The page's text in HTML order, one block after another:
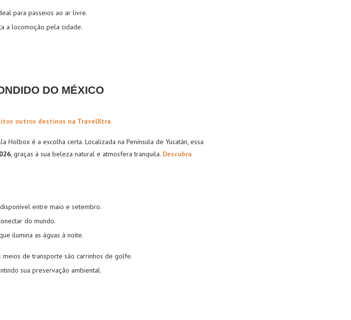
para passeios ao ar livre.
a locomoção pela cidade.
DO MÉXICO
outros destinos na TravelXtra.
é a escolha certa. Localizada na Península de Yucatán, essa
, graças à sua beleza natural e atmosfera tranquila. Descubra
entre maio e setembro.
do mundo.
ilumina as águas à noite.
meios de transporte são carrinhos de golfe.
sua preservação ambiental.